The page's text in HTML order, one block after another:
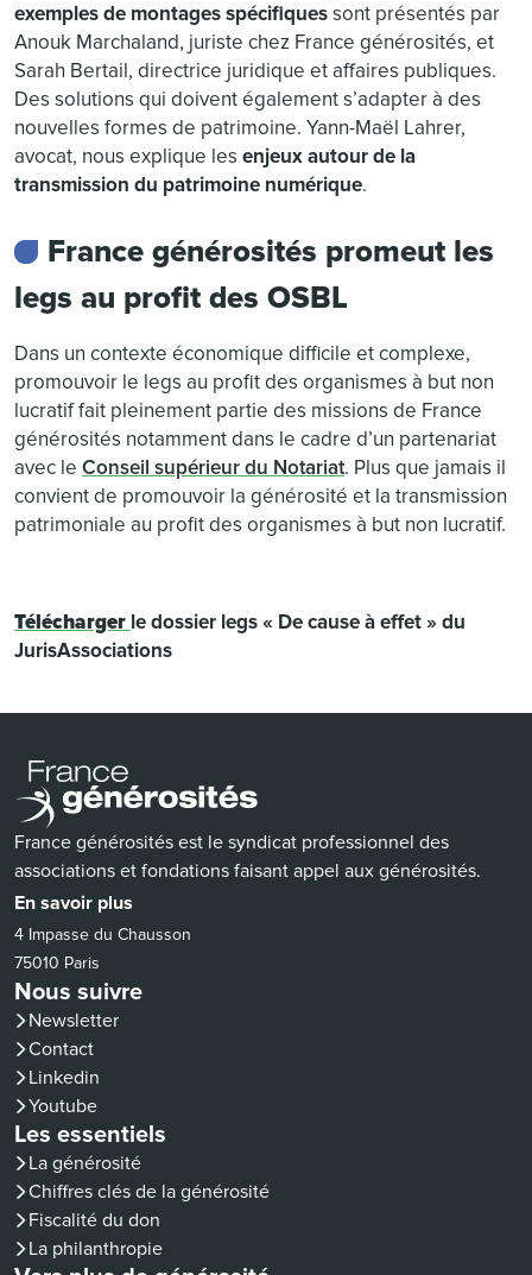
exemples de montages spécifiquessont présentés par
Anouk Marchaland, juriste chez France générosités, et
Sarah Bertail, directrice juridique et affaires publiques.
Des solutions qui doivent également s’adapter à des
nouvelles formes de patrimoine. Yann-Maël Lahrer,
avocat, nous explique les enjeux autour de la
transmission du patrimoine numérique.
France générosités promeut les
legs au profit des OSBL
Dans un contexte économique difficile et complexe,
promouvoir le legs au profit des organismes à but non
lucratif fait pleinement partie des missions de France
générosités notamment dans le cadre d’un partenariat
avec le Conseil supérieur du Notariat. Plus que jamais il
convient de promouvoir la générosité et la transmission
patrimoniale au profit des organismes à but non lucratif.
Télécharger le dossier legs « De cause à effet » du
JurisAssociations
France générosités est le syndicat professionnel des
associations et fondations faisant appel aux générosités.
En savoir plus
4 Impasse du Chausson
75010 Paris
Nous suivre
Newsletter
Contact
Linkedin
(nouvelle fenêtre)
Youtube
(nouvelle fenêtre)
Les essentiels
La générosité
Chiffres clés de la générosité
Fiscalité du don
La philanthropie